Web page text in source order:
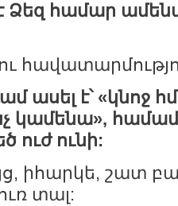
է Ձեզ համար
ասել է՝«կնոջ
կամենա»,
ուժ ունի:
իհարկե, շատ
տալ: